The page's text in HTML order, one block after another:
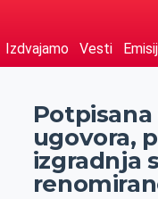
Izdvajamo Vesti
ugovora,
izgradnja